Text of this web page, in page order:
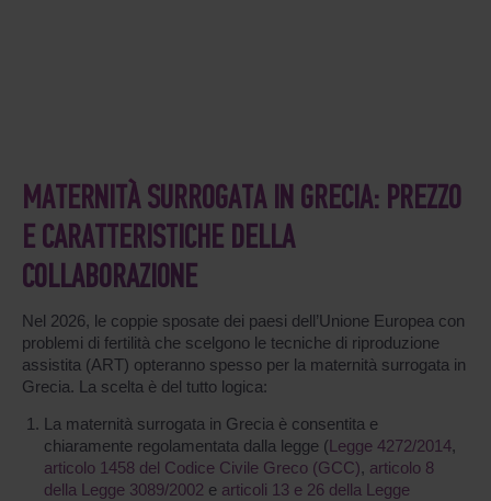
MATERNITÀ SURROGATA IN GRECIA: PREZZO
E CARATTERISTICHE DELLA
COLLABORAZIONE
Nel 2026, le coppie sposate dei paesi dell’Unione Europea con
problemi di fertilità che scelgono le tecniche di riproduzione
assistita (ART) opteranno spesso per la maternità surrogata in
Grecia. La scelta è del tutto logica:
La maternità surrogata in Grecia è consentita e
chiaramente regolamentata dalla legge (Legge 4272/2014,
articolo 1458 del Codice Civile Greco (GCC), articolo 8
della Legge 3089/2002 e articoli 13 e 26 della Legge